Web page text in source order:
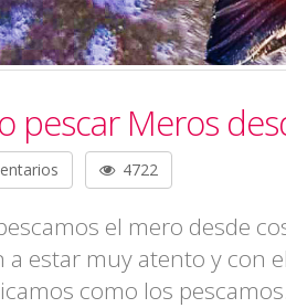
pescar Meros
4722
el mero desde
a estar muy atento y con
como los pescamos.